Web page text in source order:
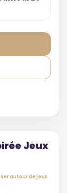
Jeux
autour de jeux